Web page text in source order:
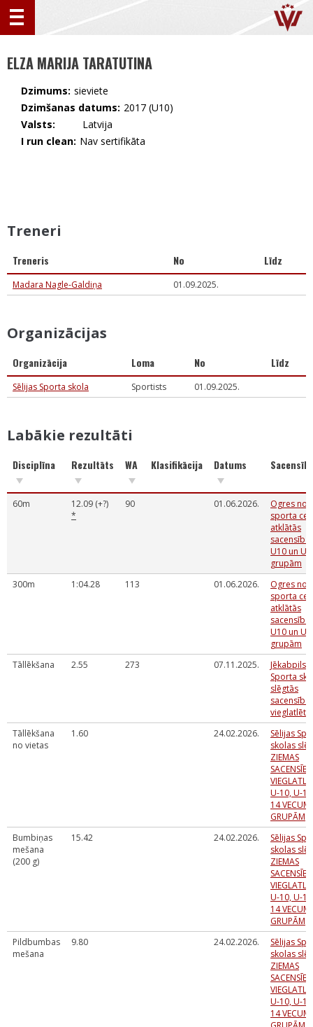
ELZA MARIJA TARATUTINA
Dzimums: sieviete
Dzimšanas datums: 2017 (U10)
Valsts:
🇱🇻 Latvija
I run clean: Nav sertifikāta
Treneri
Treneris No Līdz
Madara Nagle-Galdiņa 01.09.2025.
Organizācijas
Organizācija Loma No Līdz
Sēlijas Sporta skola Sportists 01.09.2025.
Labākie rezultāti
Disciplīna Rezultāts WA Klasifikācija Datums
60m
12.09 (+?)
*
90 01.06.2026.
Ogres
sporta
atklātās
U10 un
grupām
300m
1:04.28 113 01.06.2026.
Ogres
sporta
atklātās
U10 un
grupām
Tāllēkšana
2.55 273 07.11.2025.
Jēkabpils
Sporta
slēgtās
Tāllēkšana
no vietas
1.60 24.02.2026.
Sēlijas
skolas
ZIEMAS
U-10, U-
14
GRUPĀM
Bumbiņas
mešana
(200 g)
15.42 24.02.2026.
Sēlijas
skolas
ZIEMAS
U-10, U-
14
GRUPĀM
Pildbumbas
mešana
9.80 24.02.2026.
Sēlijas
skolas
ZIEMAS
U-10, U-
14